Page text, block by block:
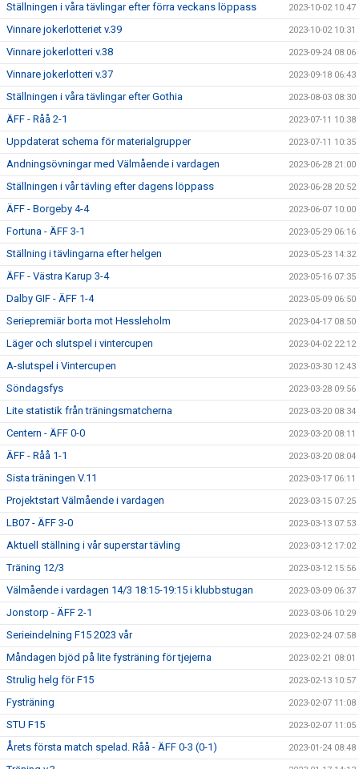
Ställningen i våra tävlingar efter förra veckans löppass 2023-10-02 10:47
Vinnare jokerlotteriet v.39 2023-10-02 10:31
Vinnare jokerlotteri v.38 2023-09-24 08:06
Vinnare jokerlotteri v.37 2023-09-18 06:43
Ställningen i våra tävlingar efter Gothia 2023-08-03 08:30
ÄFF - Råå 2-1 2023-07-11 10:38
Uppdaterat schema för materialgrupper 2023-07-11 10:35
Andningsövningar med Välmående i vardagen 2023-06-28 21:00
Ställningen i vår tävling efter dagens löppass 2023-06-28 20:52
ÄFF - Borgeby 4-4 2023-06-07 10:00
Fortuna - ÄFF 3-1 2023-05-29 06:16
Ställning i tävlingarna efter helgen 2023-05-23 14:32
ÄFF - Västra Karup 3-4 2023-05-16 07:35
Dalby GIF - ÄFF 1-4 2023-05-09 06:50
Seriepremiär borta mot Hessleholm 2023-04-17 08:50
Läger och slutspel i vintercupen 2023-04-02 22:12
A-slutspel i Vintercupen 2023-03-30 12:43
Söndagsfys 2023-03-28 09:56
Lite statistik från träningsmatcherna 2023-03-20 08:34
Centern - ÄFF 0-0 2023-03-20 08:11
ÄFF - Råå 1-1 2023-03-20 08:04
Sista träningen V.11 2023-03-17 06:11
Projektstart Välmående i vardagen 2023-03-15 07:25
LB07 - ÄFF 3-0 2023-03-13 07:53
Aktuell ställning i vår superstar tävling 2023-03-12 17:02
Träning 12/3 2023-03-12 15:56
Välmående i vardagen 14/3 18:15-19:15 i klubbstugan 2023-03-09 06:37
Jonstorp - ÄFF 2-1 2023-03-06 10:29
Serieindelning F15 2023 vår 2023-02-24 07:58
Måndagen bjöd på lite fysträning för tjejerna 2023-02-21 08:01
Strulig helg för F15 2023-02-13 10:57
Fysträning 2023-02-07 11:08
STU F15 2023-02-07 11:05
Årets första match spelad. Råå - ÄFF 0-3 (0-1) 2023-01-24 08:48